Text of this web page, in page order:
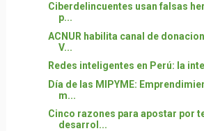
Ciberdelincuentes usan falsas
p...
ACNUR habilita canal de
V...
Redes inteligentes en Perú: la
Día de las MIPYME:
m...
Cinco razones para apostar por
desarrol...